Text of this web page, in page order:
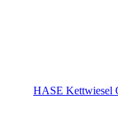
HASE Kettwiesel